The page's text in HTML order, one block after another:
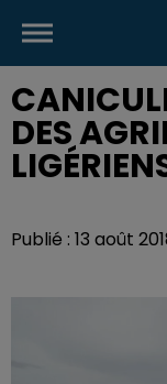
DES
Publié : 13 août